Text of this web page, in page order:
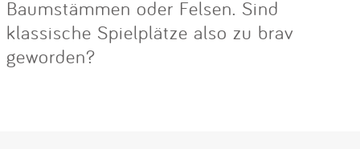
Baumstämmen oder Felsen. Sind
klassische Spielplätze also zu brav
geworden?